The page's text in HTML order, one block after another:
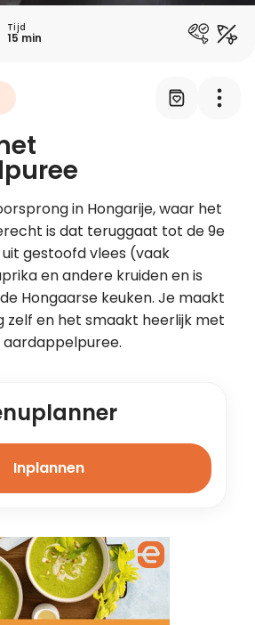
Leer koken als een chef
Kooktips & blogs
Tijd
15 min
in Hongarije, waar het
is dat teruggaat tot de 9e
gestoofd vlees (vaak
en andere kruiden en is
Hongaarse keuken. Je maakt
zelf en het smaakt heerlijk met
Inplannen